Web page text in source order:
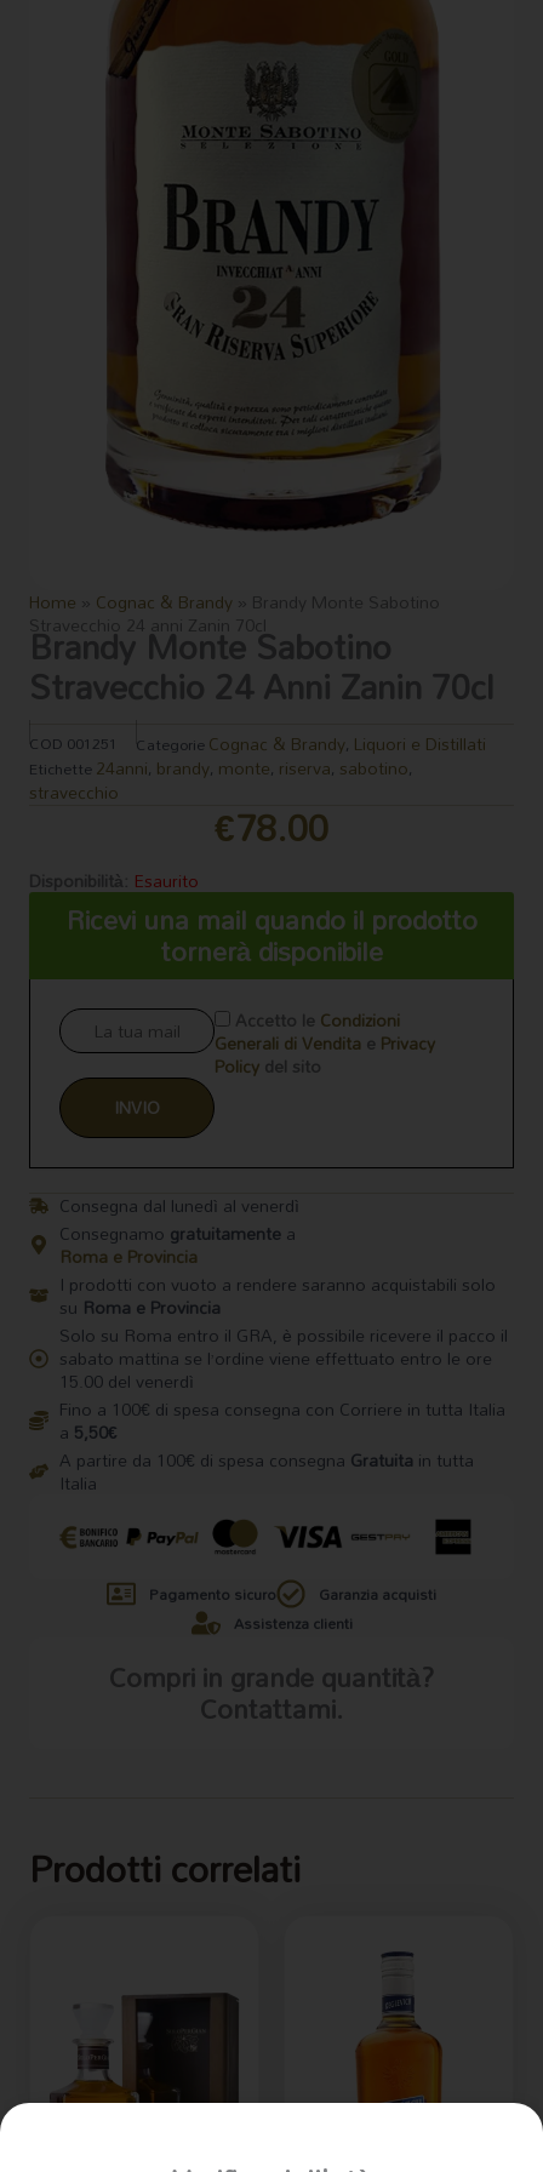
Home » Cognac & Brandy » Brandy Monte Sabotino
Stravecchio 24 anni Zanin 70cl
Brandy Monte Sabotino
Stravecchio 24 Anni Zanin 70cl
COD 001251 CategorieCognac & Brandy, Liquori e Distillati
Etichette24anni, brandy, monte, riserva, sabotino,
stravecchio €78.00
Disponibilità: Esaurito
Ricevi una mail quando il prodotto
tornerà disponibile
Accetto le Condizioni
Generali di Vendita e Privacy
Policydel sito
Consegna dal lunedì al venerdì
Consegnamo gratuitamentea
Roma e Provincia
I prodotti con vuoto a rendere saranno acquistabili solo
su Roma e Provincia
Solo su Roma entro il GRA, è possibile ricevere il pacco il
sabato mattina se l’ordine viene effettuato entro le ore
15.00 del venerdì
Fino a 100€ di spesa consegna con Corriere in tutta Italia
a 5,50€
A partire da 100€ di spesa consegna Gratuita in tutta
Italia
Pagamento sicuro
Garanzia acquisti
Assistenza clienti
Compri in grande quantità?
Contattami.
Prodotti correlati